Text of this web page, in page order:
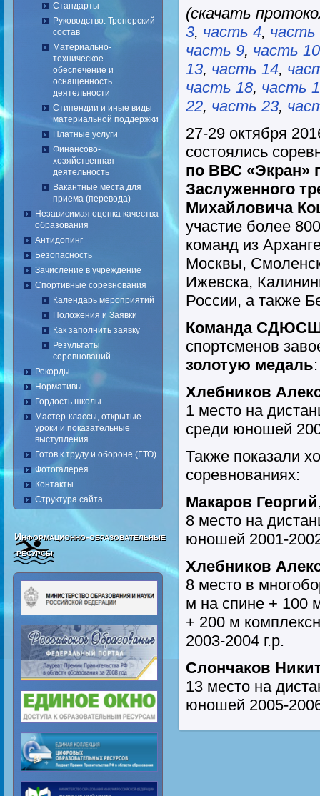
Стандарты
Руководство. Тренерский
состав
Материально-
техническое
обеспечение и
оснащенность
деятельности
Стипендии и иные виды
материальной поддержки
Платные услуги
Финансово-
хозяйственная
деятельность
Вакантные места для
приема (перевода)
Независимая оценка качества
образования
Антидопинг
Безопасность
Зачисление в учреждение
Спортивные соревнования
Календарь мероприятий
Положения и Заявки
Как заполнить заявку
Результаты
соревнований
Рекорды
Нормативы
Гордость школы
Мастер-классы, открытые
уроки и показательные
выступления
Готов к труду и обороне (ГТО)
Фотогалерея
Контакты
Структура сайта
Информационно-образовательные
ресурсы
(скачать
3, часть 4, часть
часть 9, часть 10
13, часть 14,
часть 18, часть
22, часть 23,
27-29 октября
состоялись
по ВВС «Экран»
Заслуженного
Михайловича
участие более
команд из
Москвы,
Ижевска,
России, а также
Команда
спортсменов
золотую медаль:
Хлебников
1 место на
среди юношей
Также показали
соревнованиях:
Макаров Георгий
8 место на
юношей 2001-2002
Хлебников
8 место в
м на спине + 100
+ 200 м
2003-2004 г.р.
Слончаков
13 место на
юношей 2005-2006